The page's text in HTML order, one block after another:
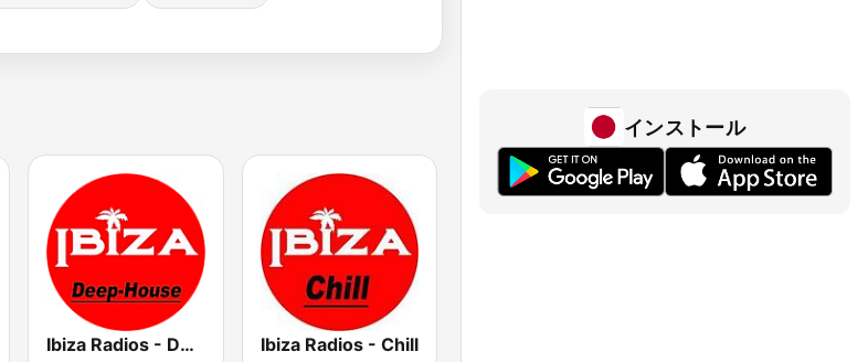
Ibiza Radios - Deep House Ibiza Radios - Chill
インストール